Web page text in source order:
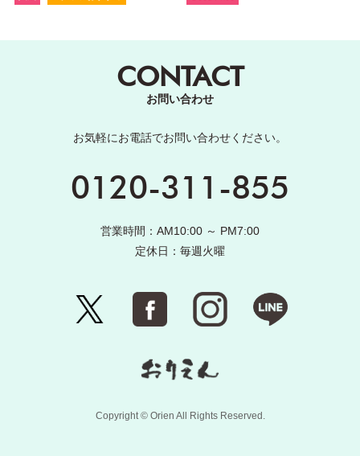
CONTACT
お問い合わせ
お気軽にお電話でお問い合わせください。
0120-311-855
営業時間：AM10:00 ～ PM7:00
定休日：毎週火曜
Copyright © Orien All Rights Reserved.